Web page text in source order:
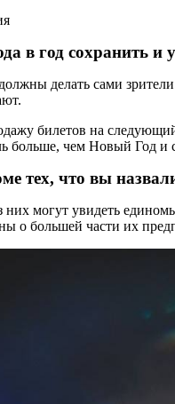
в год сохранить и
делать сами
билетов на
больше, чем Новый Год и
тех, что вы
них могут увидеть
о большей части их